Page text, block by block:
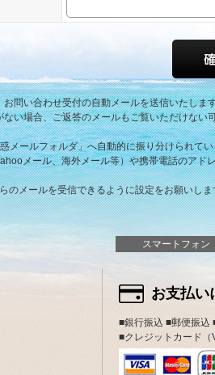
問い合わせ受付の自動メールを送信いたしま
い場合、ご返答のメールもご覧いただけない
メールフォルダ」へ自動的に振り分けられて
メール、海外メール等）や携帯電話のアド
のメールを受信できるように設定をお願いしま
スマートフォン
お支払い
■銀行振込 ■郵便振込
■クレジットカード（